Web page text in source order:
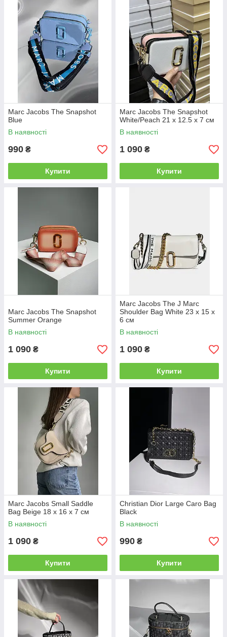
Marc Jacobs The Snapshot
Blue
В наявності
990 ₴
Купити
Marc Jacobs The Snapshot
White/Peach 21 х 12.5 х 7 см
В наявності
1 090 ₴
Купити
Marc Jacobs The Snapshot
Summer Orange
В наявності
1 090 ₴
Купити
Marc Jacobs The J Marc
Shoulder Bag White 23 х 15 х
6 см
В наявності
1 090 ₴
Купити
Marc Jacobs Small Saddle
Bag Beige 18 х 16 х 7 см
В наявності
1 090 ₴
Купити
Christian Dior Large Caro Bag
Black
В наявності
990 ₴
Купити